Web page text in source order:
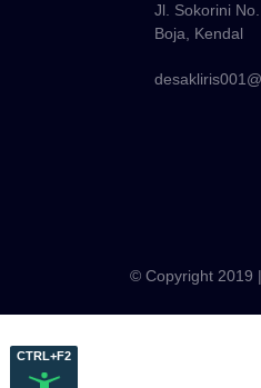
CTRL+F2
Jl. Sokorini
Boja, Kendal
© Copyright 2019